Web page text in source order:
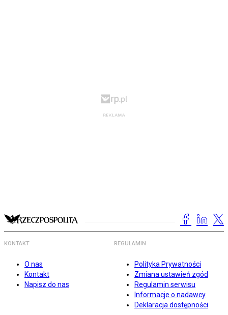
KONTAKT
O nas
Kontakt
Napisz do nas
REGULAMIN
Polityka Prywatności
Zmiana ustawień zgód
Regulamin serwisu
Informacje o nadawcy
Deklaracja dostępności